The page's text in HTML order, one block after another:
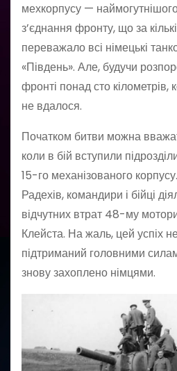
мехкорпусу —
з’єднання фронту, що за
переважало всі німецькі
«Південь». Але, будучи
фронті понад сто кілометрів,
не вдалося.
Початком битви можна
коли в бій вступили
15-го механізованого
Радехів, командири і бійці
відчутних втрат 48-му
Клейста. На жаль, цей успіх
підтриманий головними
знову захоплено німцями.